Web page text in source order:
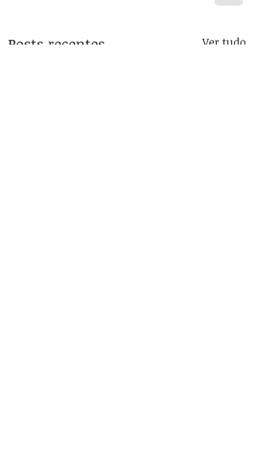
Posts recentes Ver tudo